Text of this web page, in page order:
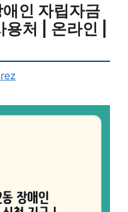
인 자립자금
처 | 온라인 |